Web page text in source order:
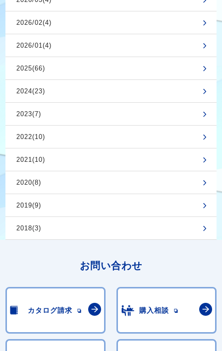
2026/02(4)
2026/01(4)
2025(66)
2024(23)
2023(7)
2022(10)
2021(10)
2020(8)
2019(9)
2018(3)
お問い合わせ
カタログ請求 購入相談